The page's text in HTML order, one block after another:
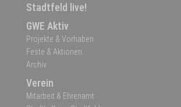
Stadtfeld live!
GWE Aktiv
Projekte & Vorhaben
Feste & Aktionen
Archiv
Verein
Mitarbeit & Ehrenamt